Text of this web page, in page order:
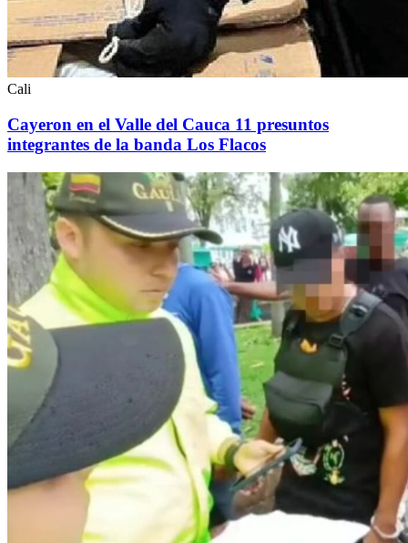
Cali
Cayeron en el Valle del Cauca 11 presuntos
integrantes de la banda Los Flacos